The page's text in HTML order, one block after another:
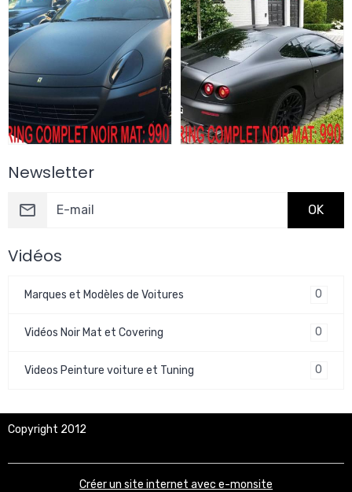
Newsletter
OK
Vidéos
Marques et Modèles de Voitures 0
Vidéos Noir Mat et Covering 0
Videos Peinture voiture et Tuning 0
Copyright 2012
Créer un site internet avec e-monsite